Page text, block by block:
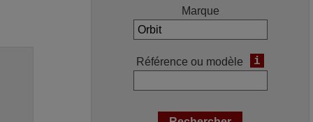
Marque
Référence ou modèle i